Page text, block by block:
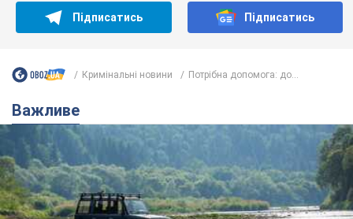
Підписатись Підписатись
Кримінальні новини Потрібна допомога: до...
Важливе